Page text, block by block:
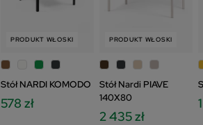
PRODUKT WŁOSKI
Stół NARDI KOMODO
578 zł
PRODUKT WŁOSKI
Stół Nardi PIAVE
140X80
2 435 zł